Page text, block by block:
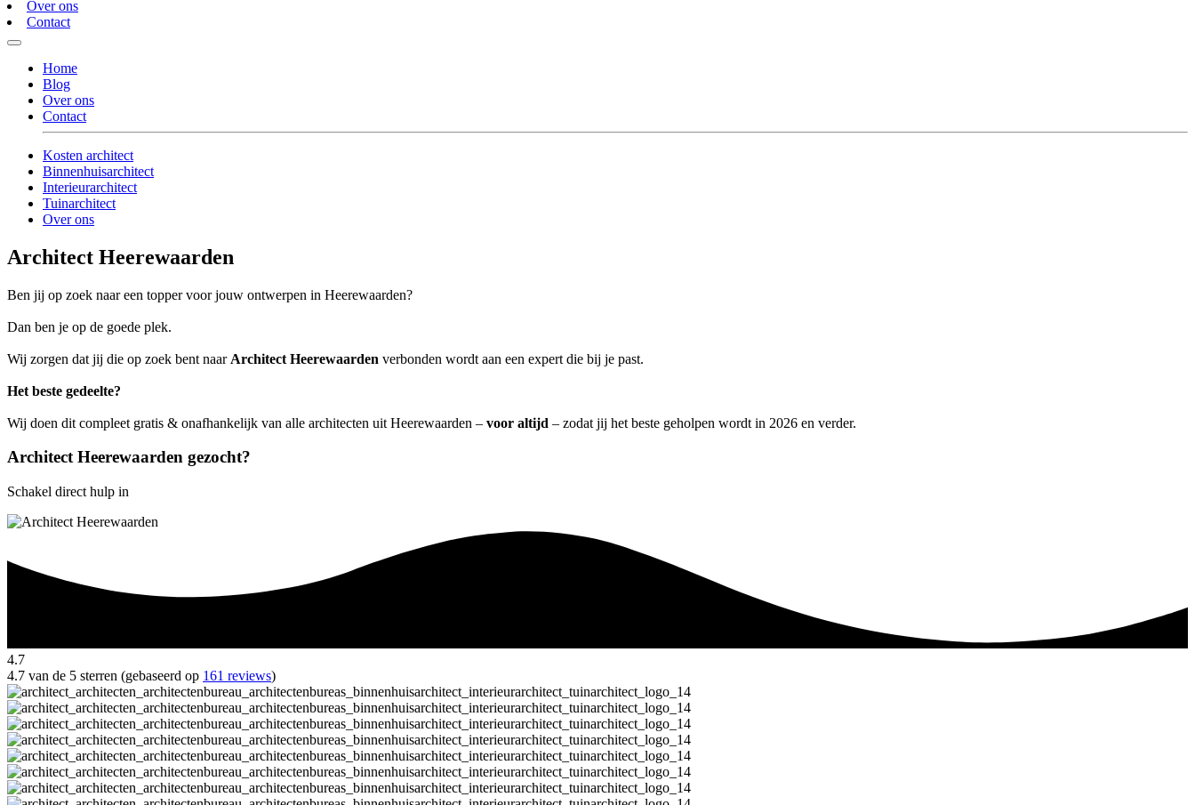
Over ons
Contact
Home
Blog
Over ons
Contact
Kosten architect
Binnenhuisarchitect
Interieurarchitect
Tuinarchitect
Over ons
Architect Heerewaarden
Ben jij op zoek naar een topper voor jouw ontwerpen in Heerewaarden?
Dan ben je op de goede plek.
Wij zorgen dat jij die op zoek bent naar Architect Heerewaarden verbonden wordt aan een expert die bij je past.
Het beste gedeelte?
Wij doen dit compleet gratis & onafhankelijk van alle architecten uit Heerewaarden – voor altijd – zodat jij het beste geholpen wordt in 2026 en verder.
Architect Heerewaarden gezocht?
Schakel direct hulp in
4.7
4.7 van de 5 sterren (gebaseerd op 161 reviews)